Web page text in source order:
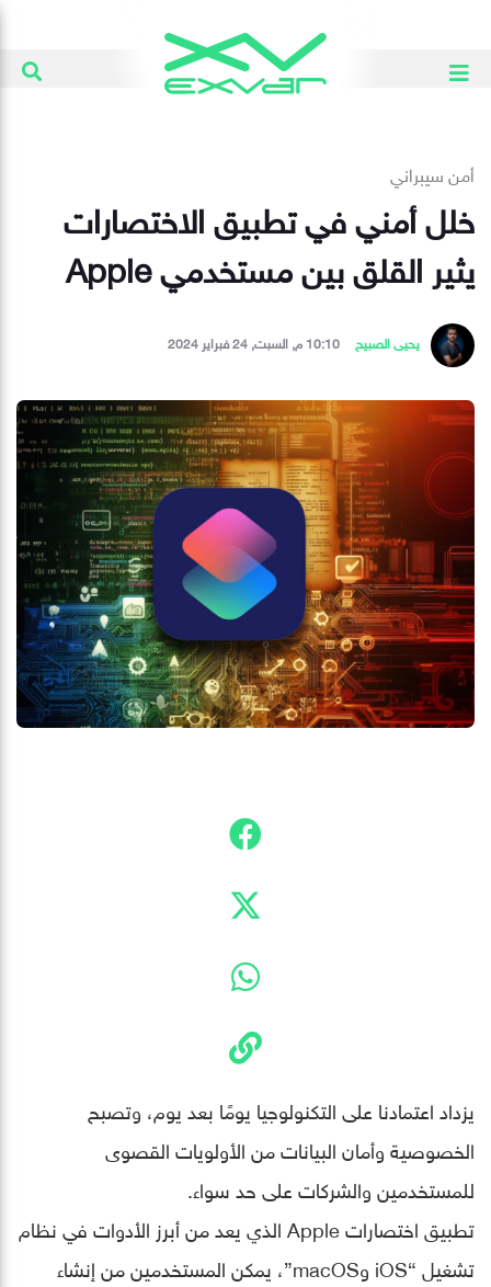
أمن سيبراني
خلل أمني في تطبيق الاختصارات
يثير القلق بين مستخدمي Apple
يحيى الصبيح 10:10 م, السبت, 24 فبراير 2024
يزداد اعتمادنا على التكنولوجيا يومًا بعد يوم، وتصبح
الخصوصية وأمان البيانات من الأولويات القصوى
للمستخدمين والشركات على حد سواء.
تطبيق اختصارات Apple الذي يعد من أبرز الأدوات في نظام
تشغيل “iOS وmacOS”، يمكن المستخدمين من إنشاء